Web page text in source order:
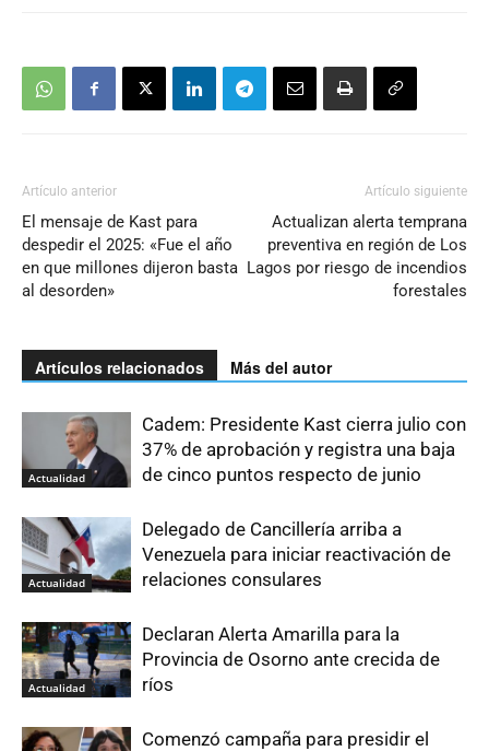
Artículo anterior
El mensaje de Kast para
despedir el 2025: «Fue el año
en que millones dijeron basta
al desorden»
Artículo siguiente
Actualizan alerta temprana
preventiva en región de Los
Lagos por riesgo de incendios
forestales
Artículos relacionados Más del autor
Actualidad
Cadem: Presidente Kast cierra julio con
37% de aprobación y registra una baja
de cinco puntos respecto de junio
Actualidad
Delegado de Cancillería arriba a
Venezuela para iniciar reactivación de
relaciones consulares
Actualidad
Declaran Alerta Amarilla para la
Provincia de Osorno ante crecida de
ríos
Comenzó campaña para presidir el